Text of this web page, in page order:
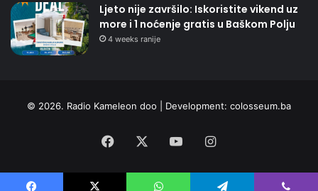
Ljeto nije završilo: Iskoristite vikend uz
more i 1 noćenje gratis u Baškom Polju
4 weeks ranije
© 2026. Radio Kameleon doo | Development: colosseum.ba
Facebook YouTubeInstagram